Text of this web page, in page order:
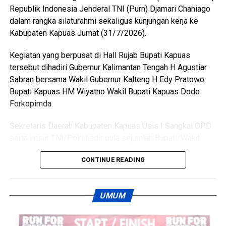
menonton pertandingan final Piala Dunia ia kembali
mendatangi barak karena kembali terlibat cekcok dengan
korban,” katanya.
Nah saat pintu kamar dikunci dari dalam tersangka
menggedor hingga mendobrak pintu kemudian masuk
sambil merusak sejumlah barang dan melanjutkan
pertengkaran.
memicu kobaran api.
bakar, yakni Rah (26) Muh(5) Len (26) dan Am(25). Selain
korban luka sejumlah barang berharga ikut hangus terbakar
di antaranya pakaian tas dan satu unit iPhone 12 Pro Max.
Republik Indonesia Jenderal TNI (Purn) Djamari Chaniago
dalam rangka silaturahmi sekaligus kunjungan kerja ke
Kabupaten Kapuas Jumat (31/7/2026).
Kegiatan yang berpusat di Hall Rujab Bupati Kapuas
tersebut dihadiri Gubernur Kalimantan Tengah H Agustiar
Sabran bersama Wakil Gubernur Kalteng H Edy Pratowo
Bupati Kapuas HM Wiyatno Wakil Bupati Kapuas Dodo
Forkopimda.
Sekretaris Daerah Kabupaten Kapuas Usis I Sangkai OPD
Bupati diwilayah Kalimantan Tengah bersama unsur
memperkuat sinergi antara pemerintah pusat dan daerah
mendukung percepatan pembangunan nasional.
CONTINUE READING
UMUM